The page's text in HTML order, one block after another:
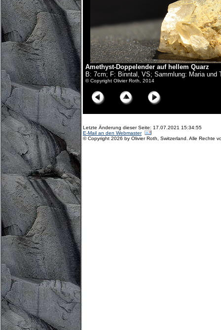
Amethyst-Doppelender auf hellem Quarz
B: 7cm; F: Binntal, VS; Sammlung: Maria und
© Copyright Olivier Roth, 2014
Letzte Änderung dieser Seite: 17.07.2021 15:34:55
E-Mail an den Webmaster
© Copyright 2026 by Olivier Roth, Switzerland. Alle Rechte